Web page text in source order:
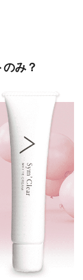
み？